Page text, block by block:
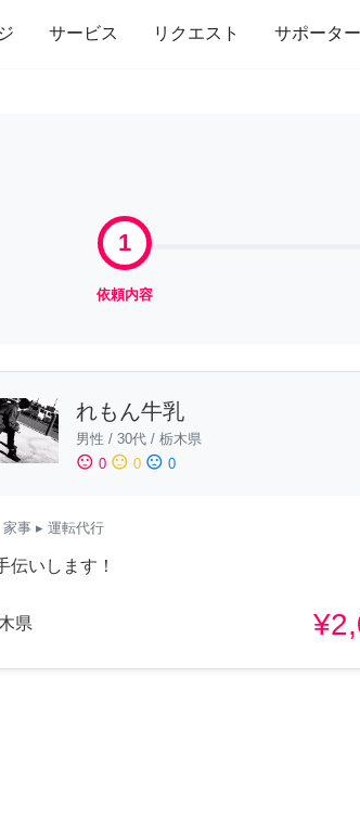
サービス リクエスト サポーター
家事 引っ越し インテリア
1
依頼内容
れもん牛乳
男性 / 30代 / 栃木県
sentiment_satisfied 0 sentiment_neutral 0 sentiment_dissatisfied 0
家事 ▸ 運転代行
伝いします！
県